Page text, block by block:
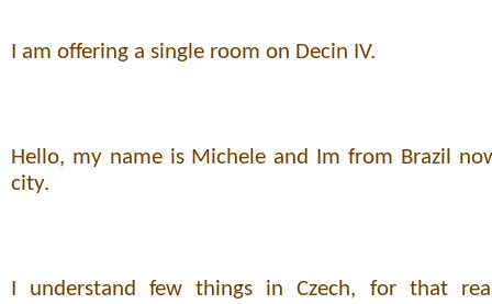
I am offering a single room on Decin IV.
Hello, my name is Michele and Im from Brazil
city.
I understand few things in Czech, for that